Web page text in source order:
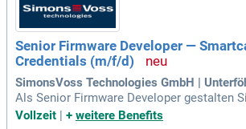
Senior Firmware Developer —
Credentials (m/f/d)
SimonsVoss Technologies GmbH |
Als Senior Firmware Developer gestalten
C++-Anwendungs-Firmware für RTOS-
Vollzeit | + weitere Benefits